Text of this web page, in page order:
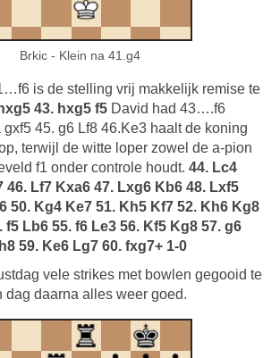
Brkic - Klein na 41.g4
is de stelling vrij makkelijk remise te
43. hxg5 f5 David had 43….f6
gxf5 45. g6 Lf8 46.Ke3 haalt de koning
terwijl de witte loper zowel de a-pion
f1 onder controle houdt. 44. Lc4
46. Lf7 Kxa6 47. Lxg6 Kb6 48. Lxf5
50. Kg4 Ke7 51. Kh5 Kf7 52. Kh6 Kg8
f5 Lb6 55. f6 Le3 56. Kf5 Kg8 57. g6
59. Ke6 Lg7 60. fxg7+ 1-0
vele strikes met bowlen gegooid te
dag daarna alles weer goed.